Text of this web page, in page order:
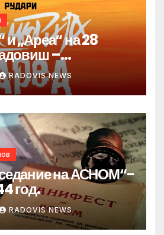
и „Ареа“ на 28
–
за
рудари
RADOVIS NEWS
на АСНОМ“-
год.
RADOVIS NEWS